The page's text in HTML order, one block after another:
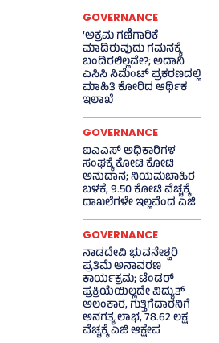
GOVERNANCE
‘ಅಕ್ರಮ ಗಣಿಗಾರಿಕೆ
ಮಾಡಿರುವುದು ಗಮನಕ್ಕೆ
ಬಂದಿರಲಿಲ್ಲವೇ?; ಅದಾನಿ
ಎಸಿಸಿ ಸಿಮೆಂಟ್ ಪ್ರಕರಣದಲ್ಲಿ
ಮಾಹಿತಿ ಕೋರಿದ ಆರ್ಥಿಕ
ಇಲಾಖೆ
GOVERNANCE
ಐಎಎಸ್‌ ಅಧಿಕಾರಿಗಳ
ಸಂಘಕ್ಕೆ ಕೋಟಿ ಕೋಟಿ
ಅನುದಾನ; ನಿಯಮಬಾಹಿರ
ಬಳಕೆ, 9.50 ಕೋಟಿ ವೆಚ್ಚಕ್ಕೆ
ದಾಖಲೆಗಳೇ ಇಲ್ಲವೆಂದ ಎಜಿ
GOVERNANCE
ನಾಡದೇವಿ ಭುವನೇಶ್ವರಿ
ಪ್ರತಿಮೆ ಅನಾವರಣ
ಕಾರ್ಯಕ್ರಮ; ಟೆಂಡರ್
ಪ್ರಕ್ರಿಯೆಯಿಲ್ಲದೇ ವಿದ್ಯುತ್‌
ಅಲಂಕಾರ, ಗುತ್ತಿಗೆದಾರನಿಗೆ
ಅನಗತ್ಯ ಲಾಭ, 78.62 ಲಕ್ಷ
ವೆಚ್ಚಕ್ಕೆ ಎಜಿ ಆಕ್ಷೇಪ